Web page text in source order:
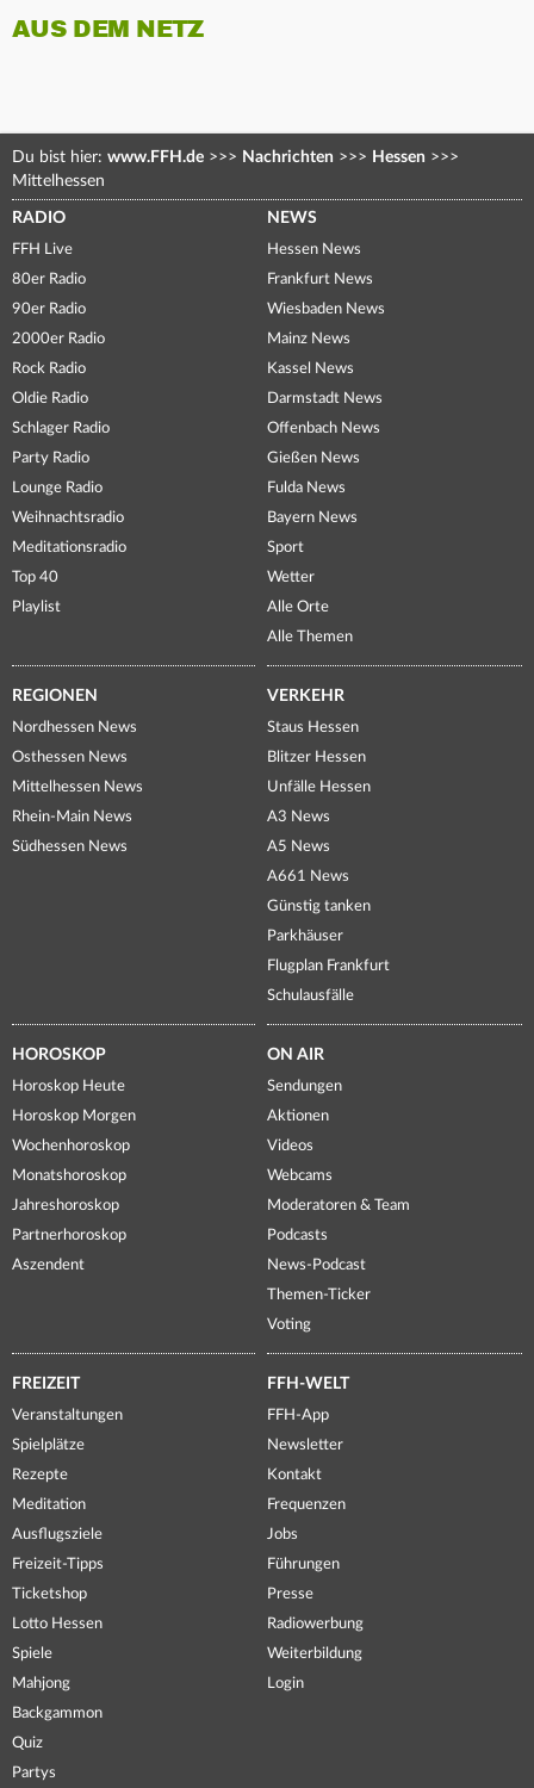
AUS DEM NETZ
Du bist hier: www.FFH.de >>> Nachrichten >>> Hessen >>>
Mittelhessen
RADIO
FFH Live
80er Radio
90er Radio
2000er Radio
Rock Radio
Oldie Radio
Schlager Radio
Party Radio
Lounge Radio
Weihnachtsradio
Meditationsradio
Top 40
Playlist
NEWS
Hessen News
Frankfurt News
Wiesbaden News
Mainz News
Kassel News
Darmstadt News
Offenbach News
Gießen News
Fulda News
Bayern News
Sport
Wetter
Alle Orte
Alle Themen
REGIONEN
Nordhessen News
Osthessen News
Mittelhessen News
Rhein-Main News
Südhessen News
VERKEHR
Staus Hessen
Blitzer Hessen
Unfälle Hessen
A3 News
A5 News
A661 News
Günstig tanken
Parkhäuser
Flugplan Frankfurt
Schulausfälle
HOROSKOP
Horoskop Heute
Horoskop Morgen
Wochenhoroskop
Monatshoroskop
Jahreshoroskop
Partnerhoroskop
Aszendent
ON AIR
Sendungen
Aktionen
Videos
Webcams
Moderatoren & Team
Podcasts
News-Podcast
Themen-Ticker
Voting
FREIZEIT
Veranstaltungen
Spielplätze
Rezepte
Meditation
Ausflugsziele
Freizeit-Tipps
Ticketshop
Lotto Hessen
Spiele
Mahjong
Backgammon
Quiz
Partys
FFH-WELT
FFH-App
Newsletter
Kontakt
Frequenzen
Jobs
Führungen
Presse
Radiowerbung
Weiterbildung
Login